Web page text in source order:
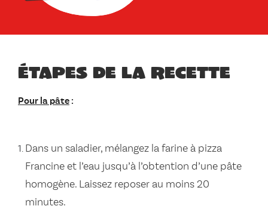
Étapes de la recette
Pour la pâte :
Dans un saladier, mélangez la farine à pizza
Francine et l’eau jusqu’à l’obtention d’une pâte
homogène. Laissez reposer au moins 20
minutes.